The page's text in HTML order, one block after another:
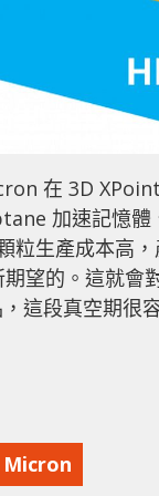
在 3D
加速記憶體
粒生產成本高
望的。這就會
這段真空期很
Micron